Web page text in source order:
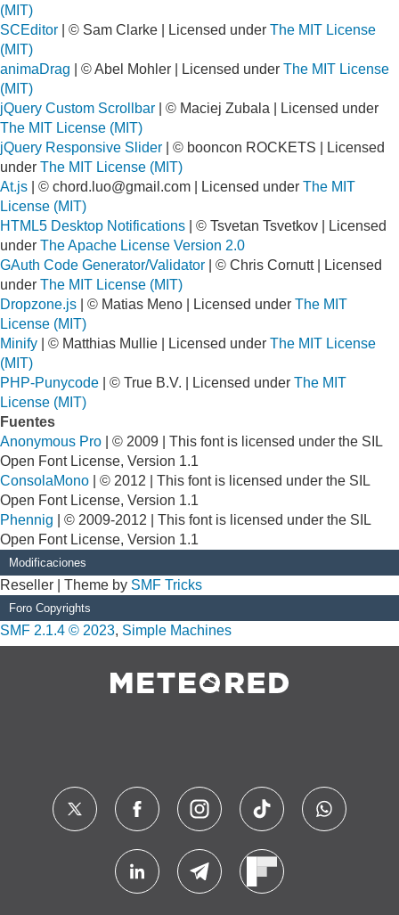
(MIT)
SCEditor | © Sam Clarke | Licensed under The MIT License
(MIT)
animaDrag | © Abel Mohler | Licensed under The MIT License
(MIT)
jQuery Custom Scrollbar | © Maciej Zubala | Licensed under
The MIT License (MIT)
jQuery Responsive Slider | © booncon ROCKETS | Licensed
under The MIT License (MIT)
At.js | © chord.luo@gmail.com | Licensed under The MIT
License (MIT)
HTML5 Desktop Notifications | © Tsvetan Tsvetkov | Licensed
under The Apache License Version 2.0
GAuth Code Generator/Validator | © Chris Cornutt | Licensed
under The MIT License (MIT)
Dropzone.js | © Matias Meno | Licensed under The MIT
License (MIT)
Minify | © Matthias Mullie | Licensed under The MIT License
(MIT)
PHP-Punycode | © True B.V. | Licensed under The MIT
License (MIT)
Fuentes
Anonymous Pro | © 2009 | This font is licensed under the SIL
Open Font License, Version 1.1
ConsolaMono | © 2012 | This font is licensed under the SIL
Open Font License, Version 1.1
Phennig | © 2009-2012 | This font is licensed under the SIL
Open Font License, Version 1.1
Modificaciones
Reseller | Theme by SMF Tricks
Foro Copyrights
SMF 2.1.4 © 2023, Simple Machines